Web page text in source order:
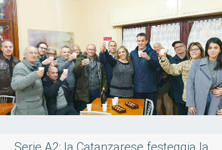
Serie A2: la Catanzarese festeggia la